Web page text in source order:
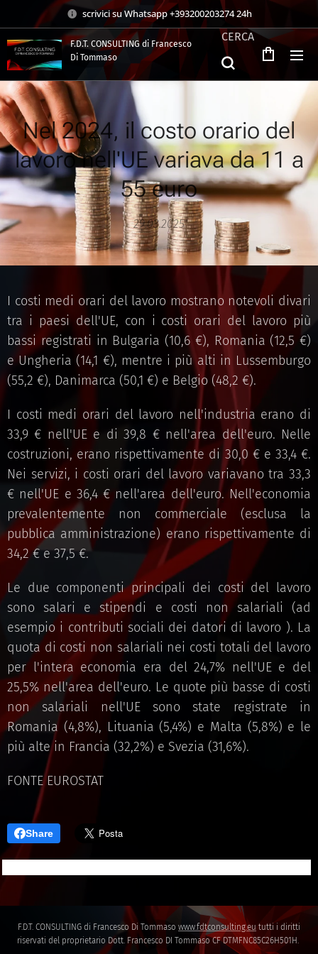
scrivici su Whatsapp +393200203274 24h
F.D.T. CONSULTING di Francesco
Di Tommaso
CERCA
Nel 2024, il costo orario del
lavoro nell'UE variava da 11 a
55 euro
29.03.2025
I costi medi orari del lavoro mostrano notevoli divari
tra i paesi dell'UE, con i costi orari del lavoro più
bassi registrati in Bulgaria (10,6 €), Romania (12,5 €)
e Ungheria (14,1 €), mentre i più alti in Lussemburgo
(55,2 €), Danimarca (50,1 €) e Belgio (48,2 €).
I costi medi orari del lavoro nell'industria erano di
33,9 € nell'UE e di 39,8 € nell'area dell'euro. Nelle
costruzioni, erano rispettivamente di 30,0 € e 33,4 €.
Nei servizi, i costi orari del lavoro variavano tra 33,3
€ nell'UE e 36,4 € nell'area dell'euro. Nell'economia
prevalentemente non commerciale (esclusa la
pubblica amministrazione) erano rispettivamente di
34,2 € e 37,5 €.
Le due componenti principali dei costi del lavoro
sono salari e stipendi e costi non salariali (ad
esempio i contributi sociali dei datori di lavoro ). La
quota di costi non salariali nei costi totali del lavoro
per l'intera economia era del 24,7% nell'UE e del
25,5% nell'area dell'euro. Le quote più basse di costi
non salariali nell'UE sono state registrate in
Romania (4,8%), Lituania (5,4%) e Malta (5,8%) e le
più alte in Francia (32,2%) e Svezia (31,6%).
FONTE EUROSTAT
Share
F.D.T. CONSULTING di Francesco Di Tommaso www.fdtconsulting.eu tutti i diritti
riservati del proprietario Dott. Francesco DI Tommaso CF DTMFNC85C26H501H.